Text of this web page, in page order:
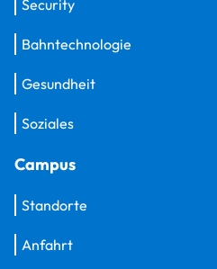
Security
Bahntechnologie
Gesundheit
Soziales
Campus
Standorte
Anfahrt